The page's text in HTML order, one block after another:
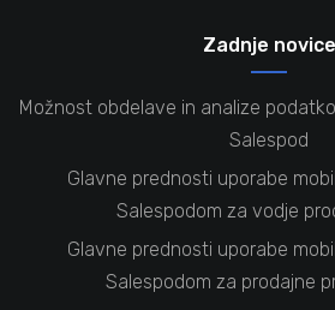
Zadnje novice
Možnost obdelave in analize
Salespod
Glavne prednosti uporabe
Salespodom za vodje
Glavne prednosti uporabe
Salespodom za prodajne